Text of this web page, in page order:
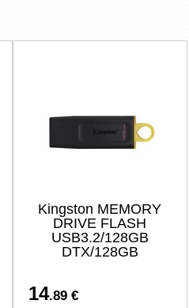
Kingston MEMORY
DRIVE FLASH
USB3.2/128GB
DTX/128GB
14.89 €